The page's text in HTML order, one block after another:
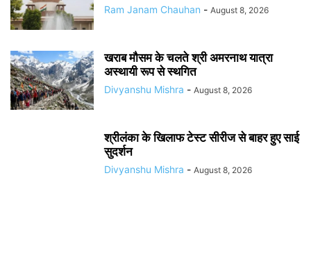
Ram Janam Chauhan - August 8, 2026
खराब मौसम के चलते श्री अमरनाथ यात्रा
अस्थायी रूप से स्थगित
Divyanshu Mishra - August 8, 2026
श्रीलंका के खिलाफ टेस्ट सीरीज से बाहर हुए साई
सुदर्शन
Divyanshu Mishra - August 8, 2026